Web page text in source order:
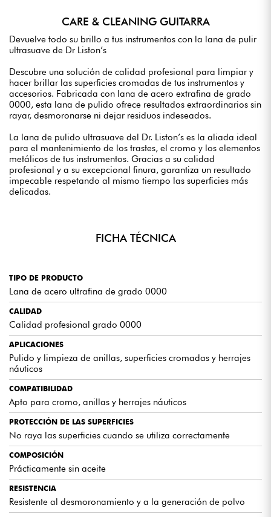
CARE & CLEANING GUITARRA
Devuelve todo su brillo a tus instrumentos con la lana de pulir
ultrasuave de Dr Liston’s
Descubre una solución de calidad profesional para limpiar y
hacer brillar las superficies cromadas de tus instrumentos y
accesorios. Fabricada con lana de acero extrafina de grado
0000, esta lana de pulido ofrece resultados extraordinarios sin
rayar, desmoronarse ni dejar residuos indeseados.
La lana de pulido ultrasuave del Dr. Liston’s es la aliada ideal
para el mantenimiento de los trastes, el cromo y los elementos
metálicos de tus instrumentos. Gracias a su calidad
profesional y a su excepcional finura, garantiza un resultado
impecable respetando al mismo tiempo las superficies más
delicadas.
FICHA TÉCNICA
TIPO DE PRODUCTO
Lana de acero ultrafina de grado 0000
CALIDAD
Calidad profesional grado 0000
APLICACIONES
Pulido y limpieza de anillas, superficies cromadas y herrajes
náuticos
COMPATIBILIDAD
Apto para cromo, anillas y herrajes náuticos
PROTECCIÓN DE LAS SUPERFICIES
No raya las superficies cuando se utiliza correctamente
COMPOSICIÓN
Prácticamente sin aceite
RESISTENCIA
Resistente al desmoronamiento y a la generación de polvo